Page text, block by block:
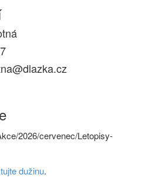
2026/cervenec/Letopisy-
dužinu.